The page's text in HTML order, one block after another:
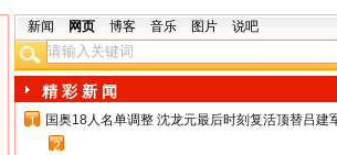
新闻 网页 博客 音乐 图片 说吧
精 彩 新 闻
1
国奥18人名单调整 沈龙元最后时刻复活顶替吕建
2